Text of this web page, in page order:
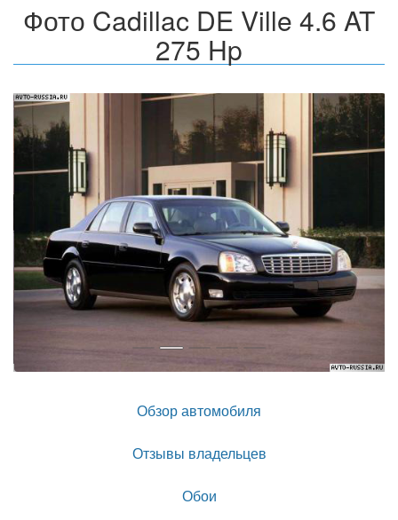
Фото Cadillac DE Ville 4.6 AT
275 Hp
Назад
Обзор автомобиля
Отзывы владельцев
Обои